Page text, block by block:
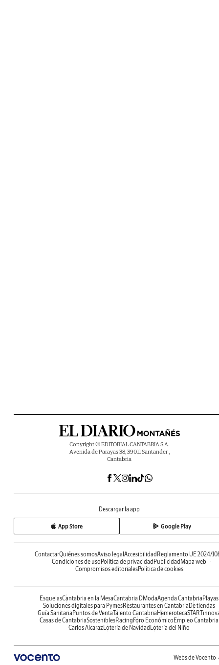
Copyright © EDITORIAL CANTABRIA S.A.
Avenida de Parayas 38, 39011 Santander ,
Cantabria
Descargar la app
App Store Google Play
ContactarQuiénes somosAviso legal Accesibilidad Reglamento UE 2024/
Condiciones de uso Política de privacidad Publicidad Mapa web
Compromisos editorialesPolítica de cookies
EsquelasCantabria en la MesaCantabria DModaAgenda Cantabria Playas
Soluciones digitales para PymesRestaurantes en Cantabria De tiendas
Guía Sanitaria Puntos de VentaTalento Cantabria Hemeroteca
Casas de CantabriaSosteniblesRacing Foro Económico Empleo Cantabria
Carlos AlcarazLotería de Navidad Lotería del Niño
Webs de Vocento